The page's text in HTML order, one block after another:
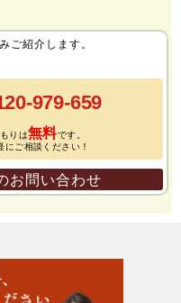
ご紹介します。
979-659
りは無料です。
にご相談ください！
お問い合わせ